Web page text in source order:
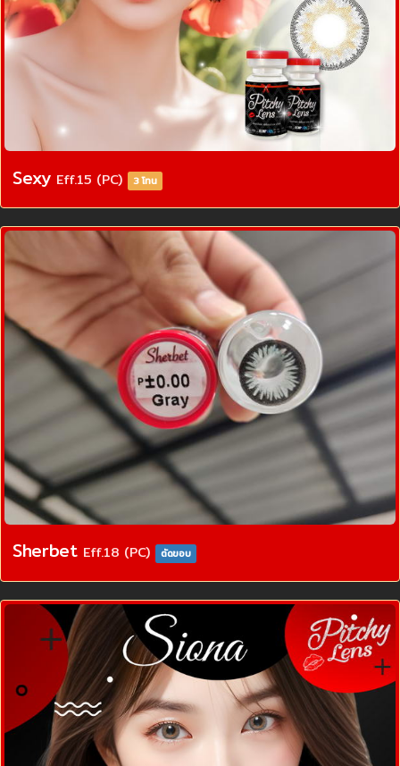
Sexy Eff.15 (PC) 3 โทน
Sherbet Eff.18 (PC) ตัดขอบ